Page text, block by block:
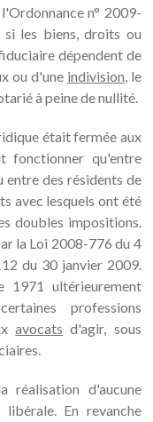
n° 2009-
les biens, droits ou
dépendent de
ou d'une indivision, le
à peine de nullité.
était fermée aux
fonctionner qu'entre
entre des résidents de
avec lesquels ont été
doubles impositions.
la Loi 2008-776 du 4
du 30 janvier 2009.
ultérieurement
professions
avocats d'agir, sous
d'aucune
En revanche